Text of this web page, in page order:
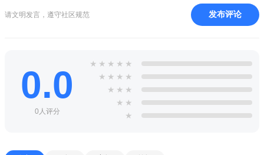
请文明发言，遵守社区规范 发布评论
0.0
0人评分
★ ★ ★ ★ ★
★ ★ ★ ★
★ ★ ★
★ ★
★